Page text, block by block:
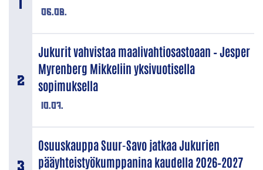
06.08.
10.07.
Jukurit vahvistaa maalivahtiosastoaan – Jesper
Myrenberg Mikkeliin yksivuotisella
sopimuksella
Osuuskauppa Suur-Savo jatkaa Jukurien
pääyhteistyökumppanina kaudella 2026–2027